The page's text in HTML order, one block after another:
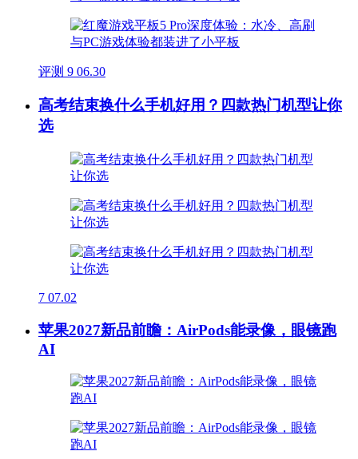
评测 9 06.30
高考结束换什么手机好用？四款热门机型让你
选
7 07.02
苹果2027新品前瞻：AirPods能录像，眼镜跑
AI